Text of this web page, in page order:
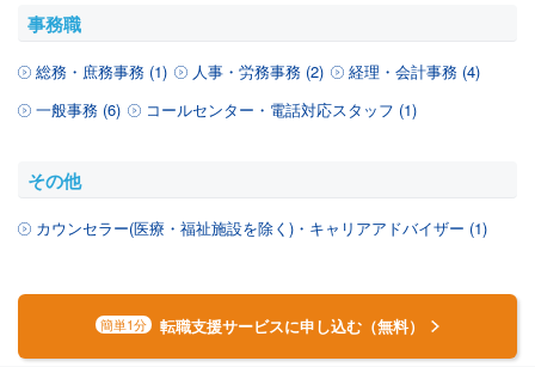
事務職
総務・庶務事務 (1) 人事・労務事務 (2)
経理・会計事務 (4)
一般事務 (6)
コールセンター・電話対応スタッフ (1)
その他
カウンセラー(医療・福祉施設を除く)・キャリアアドバイザー (1)
簡単1分 転職支援サービスに申し込む（無料）